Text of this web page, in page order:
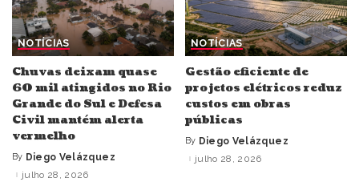
NOTÍCIAS
Chuvas deixam quase
60 mil atingidos no Rio
Grande do Sul e Defesa
Civil mantém alerta
vermelho
Posted
by
By Diego Velázquez
julho 28, 2026
NOTÍCIAS
Gestão eficiente de
projetos elétricos reduz
custos em obras
públicas
Posted
by
By Diego Velázquez
julho 28, 2026